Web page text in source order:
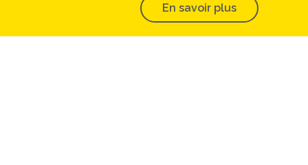
vous reprendrez la route le lendemain! De plus,
(si vous désirez qu’elle soit publique ou privée).
En savoir plus